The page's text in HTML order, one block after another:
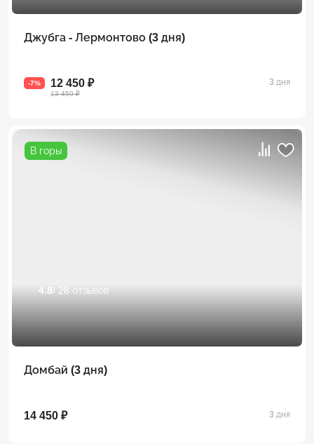
Джубга - Лермонтово (3 дня)
-7% 12 450 ₽
13 450 ₽
3 дня
В горы
4.8/ 28 отзывов
Домбай (3 дня)
14 450 ₽ 3 дня